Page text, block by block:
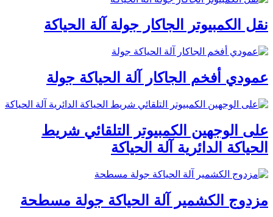
نقل الكمبيوتر الجاكار جولة آلة الحياكة
عمودي أفخم الجاكار آلة الحياكة جولة
على الوجهين الكمبيوتر التلقائي شريط
الحياكة الدائرية آلة الحياكة
مزدوج الكشمير آلة الحياكة جولة مسطحة